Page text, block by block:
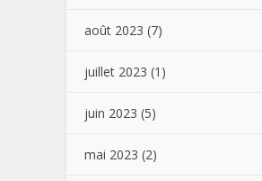
août 2023 (7)
juillet 2023 (1)
juin 2023 (5)
mai 2023 (2)